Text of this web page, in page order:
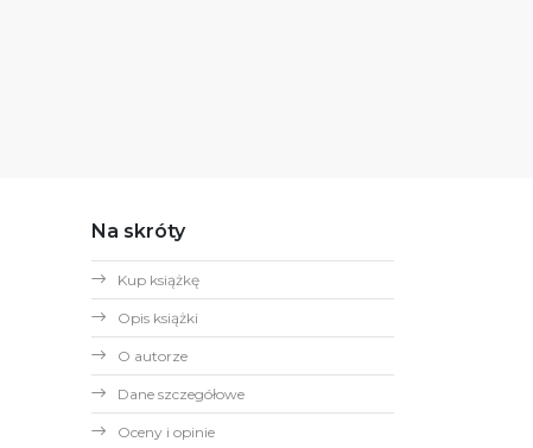
Na skróty
Kup książkę
Opis książki
O autorze
Dane szczegółowe
Oceny i opinie